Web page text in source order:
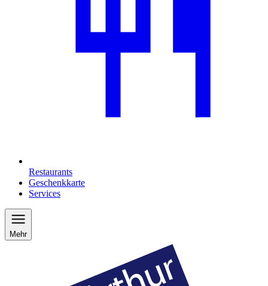
Restaurants
Geschenkkarte
Services
Mehr